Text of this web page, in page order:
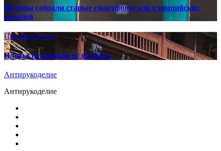
Японцы собрали старые смартфоны для олимпийских
медалей
Прочий мусор
Платье из мешков от цемента
Антирукоделие
Антирукоделие